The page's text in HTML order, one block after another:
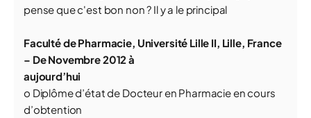
pense que c'est bon non ? Il y a le principal
Faculté de Pharmacie, Université Lille II, Lille, France
– De Novembre 2012 à
aujourd’hui
o Diplôme d’état de Docteur en Pharmacie en cours
d’obtention